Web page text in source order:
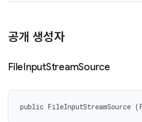
공개 생성자
FileInputStreamSource
public